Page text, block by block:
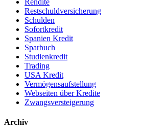
Restschuldversicherung
Schulden
Sofortkredit
Spanien Kredit
Sparbuch
Studienkredit
Trading
USA Kredit
Vermögensaufstellung
Webseiten über Kredite
Zwangsversteigerung
Archiv